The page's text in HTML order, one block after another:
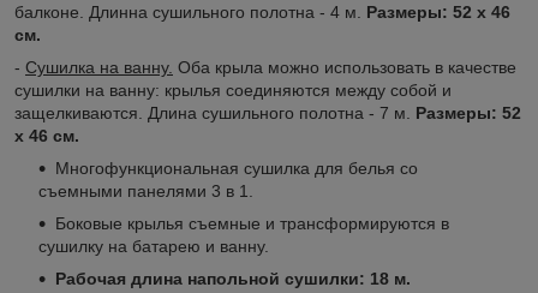
балконе. Длинна сушильного полотна - 4 м. Размеры: 52 х 46
см.
- Сушилка на ванну. Оба крыла можно использовать в качестве
сушилки на ванну: крылья соединяются между собой и
защелкиваются. Длина сушильного полотна - 7 м.
Размеры: 52
х 46 см.
Многофункциональная сушилка для белья со
съемными панелями 3 в 1.
Боковые крылья съемные и трансформируются в
сушилку на батарею и ванну.
Рабочая длина напольной сушилки: 18 м.